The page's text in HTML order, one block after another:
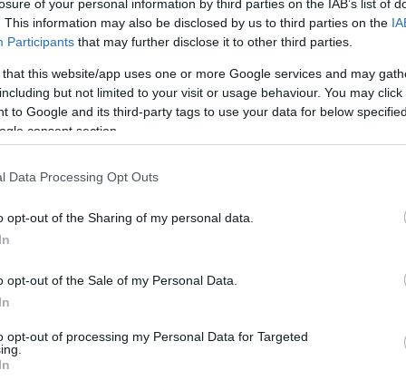
of your personal information by third parties on the IAB’s list of
This information may also be disclosed by us to third parties on the
Participants that may further disclose it to other third parties.
that this website/app uses one or more Google services and may
but not limited to your visit or usage behaviour. You may
to Google and its third-party tags to use your data for below
consent section.
Data Processing Opt Outs
opt-out of the Sharing of my personal data.
opt-out of the Sale of my Personal Data.
opt-out of processing my Personal Data for Targeted
Palladinola salvezza ormai alla portata:
potranno dire solo le prossime stagioni.